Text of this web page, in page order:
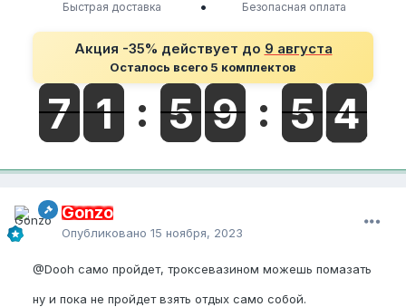
Быстрая доставка • Безопасная оплата
Акция -35% действует до 9 августа
Осталось всего 5 комплектов
Gonzo
Опубликовано 15 ноября, 2023
@Dooh само пройдет, троксевазином можешь помазать
ну и пока не пройдет взять отдых само собой.